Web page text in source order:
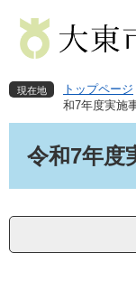
先
で
を
ば
へ
現在地 トップページ
和7年度実施
令和7年度